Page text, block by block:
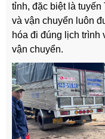
tỉnh, đặc biệt là
và vận chuyển luôn
hóa đi đúng lịch trình
vận chuyển.